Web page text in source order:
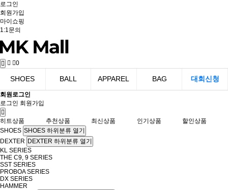
로그인
회원가입
마이쇼핑
1:1문의
0
SHOES BALL APPAREL BAG 대회신청
회원로그인
로그인 회원가입
히트상품 추천상품 최신상품 인기상품
할인상품
SHOES SHOES 하위분류 열기
DEXTER DEXTER 하위분류 열기
KL SERIES
THE C9, 9 SERIES
SST SERIES
PROBOA SERIES
DX SERIES
HAMMER